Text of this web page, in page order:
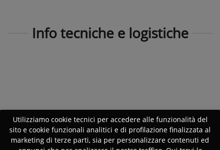
Info tecniche e logistiche
Utilizziamo cookie tecnici per accedere alle funzionalità del
sito e cookie funzionali analitici e di profilazione finalizzata al
marketing di terze parti, sia per personalizzare contenuti ed